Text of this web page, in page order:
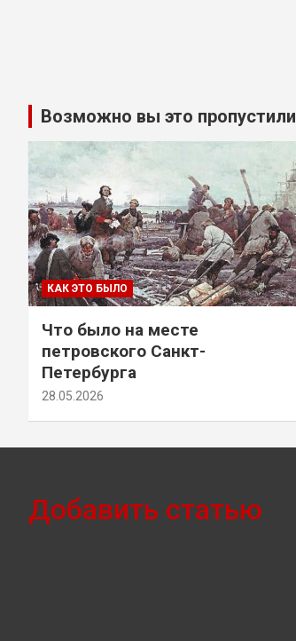
Возможно вы это пропустили
КАК ЭТО БЫЛО
Что было на месте
петровского Санкт-
Петербурга
28.05.2026
Добавить статью